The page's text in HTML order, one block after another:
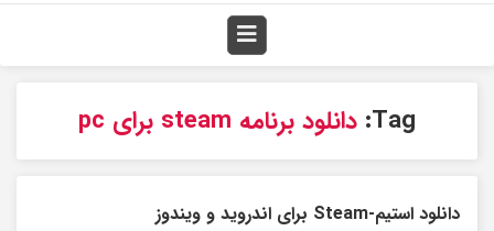
Tag: دانلود برنامه steam برای pc
دانلود استیم-Steam برای اندروید و ویندوز